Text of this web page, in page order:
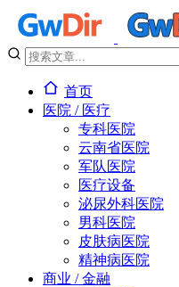
首页
医院 / 医疗
专科医院
云南省医院
军队医院
医疗设备
泌尿外科医院
男科医院
皮肤病医院
精神病医院
商业 / 金融